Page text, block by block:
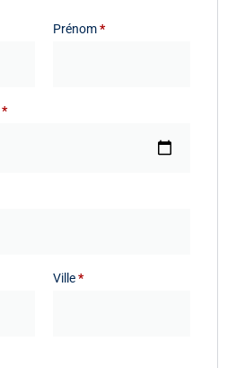
Prénom*
*
Ville*